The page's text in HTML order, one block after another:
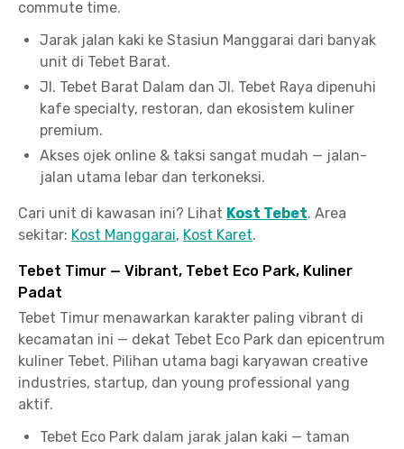
commute time.
Jarak jalan kaki ke Stasiun Manggarai dari banyak
unit di Tebet Barat.
Jl. Tebet Barat Dalam dan Jl. Tebet Raya dipenuhi
kafe specialty, restoran, dan ekosistem kuliner
premium.
Akses ojek online & taksi sangat mudah — jalan-
jalan utama lebar dan terkoneksi.
Cari unit di kawasan ini? Lihat Kost Tebet. Area
sekitar: Kost Manggarai, Kost Karet.
Tebet Timur — Vibrant, Tebet Eco Park, Kuliner
Padat
Tebet Timur menawarkan karakter paling vibrant di
kecamatan ini — dekat Tebet Eco Park dan epicentrum
kuliner Tebet. Pilihan utama bagi karyawan creative
industries, startup, dan young professional yang
aktif.
Tebet Eco Park dalam jarak jalan kaki — taman